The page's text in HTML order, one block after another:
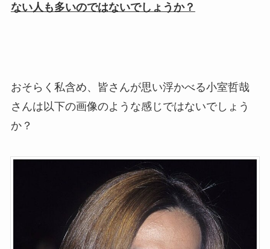
ない人も多いのではないでしょうか？
おそらく私含め、皆さんが思い浮かべる小室哲哉
さんは以下の画像のような感じではないでしょう
か？